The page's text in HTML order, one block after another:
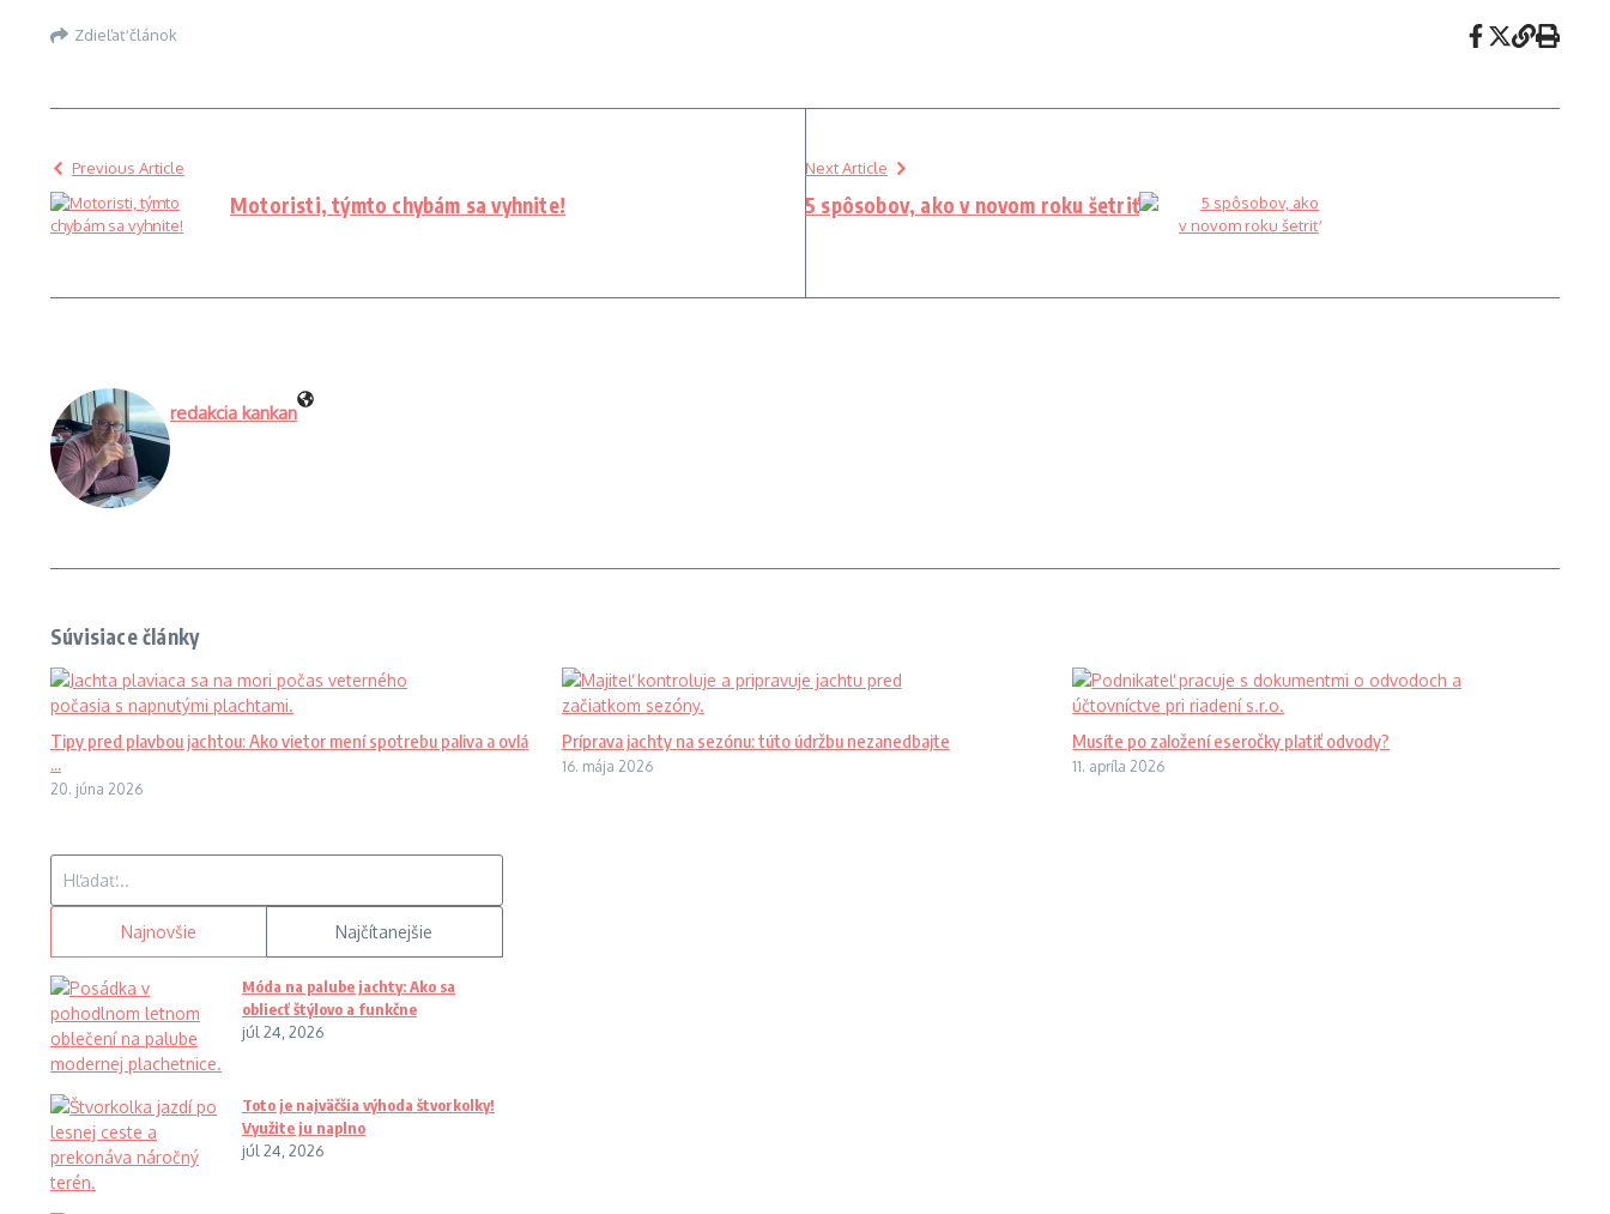
Zdieľať článok
Previous Article
Motoristi, týmto chybám sa vyhnite!
Next Article
5 spôsobov, ako v novom roku šetriť
redakcia kankan
Súvisiace články
Tipy pred plavbou jachtou: Ako vietor mení spotrebu paliva a ovlá
...
20. júna 2026
Príprava jachty na sezónu: túto údržbu nezanedbajte
16. mája 2026
Musíte po založení eseročky platiť odvody?
11. apríla 2026
Najnovšie Najčítanejšie
Móda na palube jachty: Ako sa
obliecť štýlovo a funkčne
júl 24, 2026
Toto je najväčšia výhoda štvorkolky!
Využite ju naplno
júl 24, 2026